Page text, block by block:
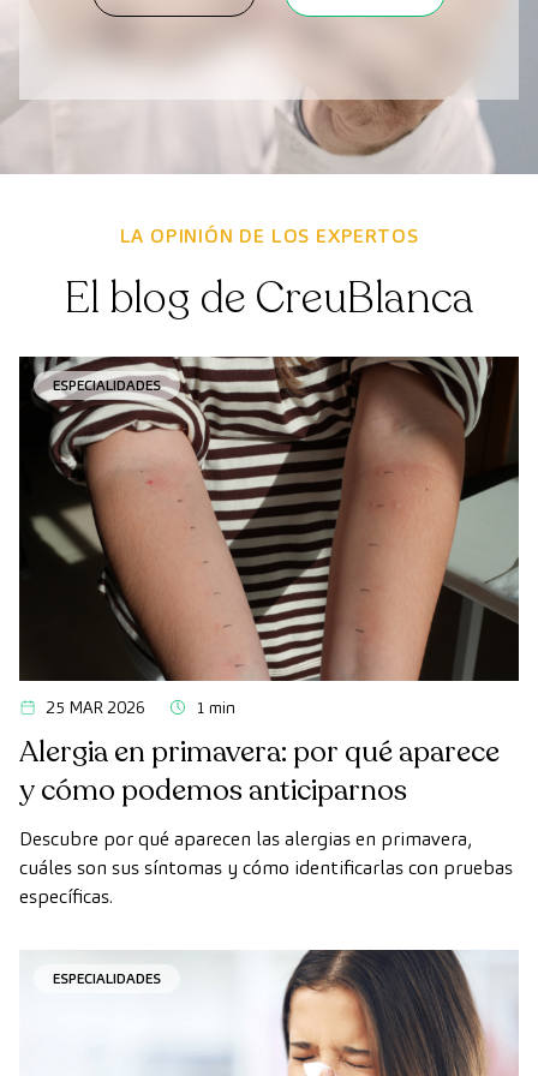
LA OPINIÓN DE LOS EXPERTOS
El blog de CreuBlanca
ESPECIALIDADES
25 MAR 2026 1 min
Alergia en primavera: por qué aparece
y cómo podemos anticiparnos
Descubre por qué aparecen las alergias en primavera,
cuáles son sus síntomas y cómo identificarlas con pruebas
específicas.
ESPECIALIDADES